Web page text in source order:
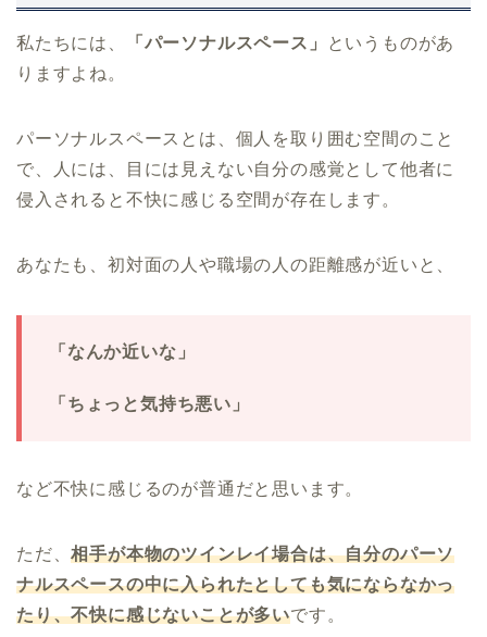
私たちには、 「パーソナルスペース」
というものがあ
りますよね。
パーソナルスペースとは、個人を取り囲む空間のこと
で、人には、目には見えない自分の感覚として他者に
侵入されると不快に感じる空間が存在します。
あなたも、初対面の人や職場の人の距離感が近いと、
「なんか近いな」
「ちょっと気持ち悪い」
など不快に感じるのが普通だと思います。
ただ、相手が本物のツインレイ場合は、自分のパーソ
ナルスペースの中に入られたとしても気にならなかっ
たり、不快に感じないことが多いです。